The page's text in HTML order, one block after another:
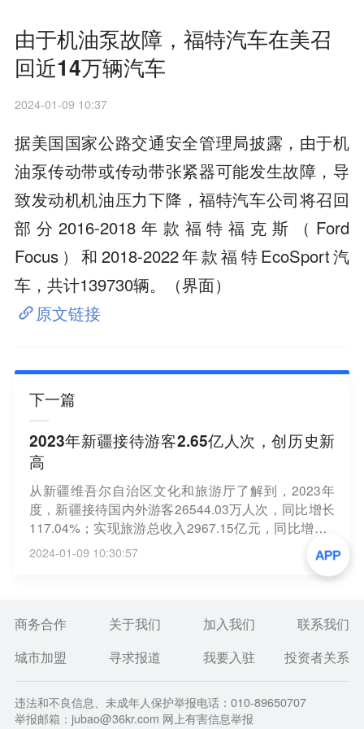
由于机油泵故障，福特汽车在美召
回近14万辆汽车
2024-01-09 10:37
据美国国家公路交通安全管理局披露，由于机
油泵传动带或传动带张紧器可能发生故障，导
致发动机机油压力下降，福特汽车公司将召回
部分2016-2018年款福特福克斯（Ford
Focus）和2018-2022年款福特EcoSport汽
车，共计139730辆。（界面）
原文链接
下一篇
2023年新疆接待游客2.65亿人次，创历史新
高
从新疆维吾尔自治区文化和旅游厅了解到，2023年
度，新疆接待国内外游客26544.03万人次，同比增长
117.04%；实现旅游总收入2967.15亿元，同比增长2
26.93%。其中，旅游接待人次创下历史新高。（财联
2024-01-09 10:30:57
商务合作 关于我们 加入我们
联系我们
城市加盟
寻求报道 我要入驻 投资者关系
违法和不良信息、未成年人保护举报电话：010-89650707
举报邮箱：jubao@36kr.com 网上有害信息举报